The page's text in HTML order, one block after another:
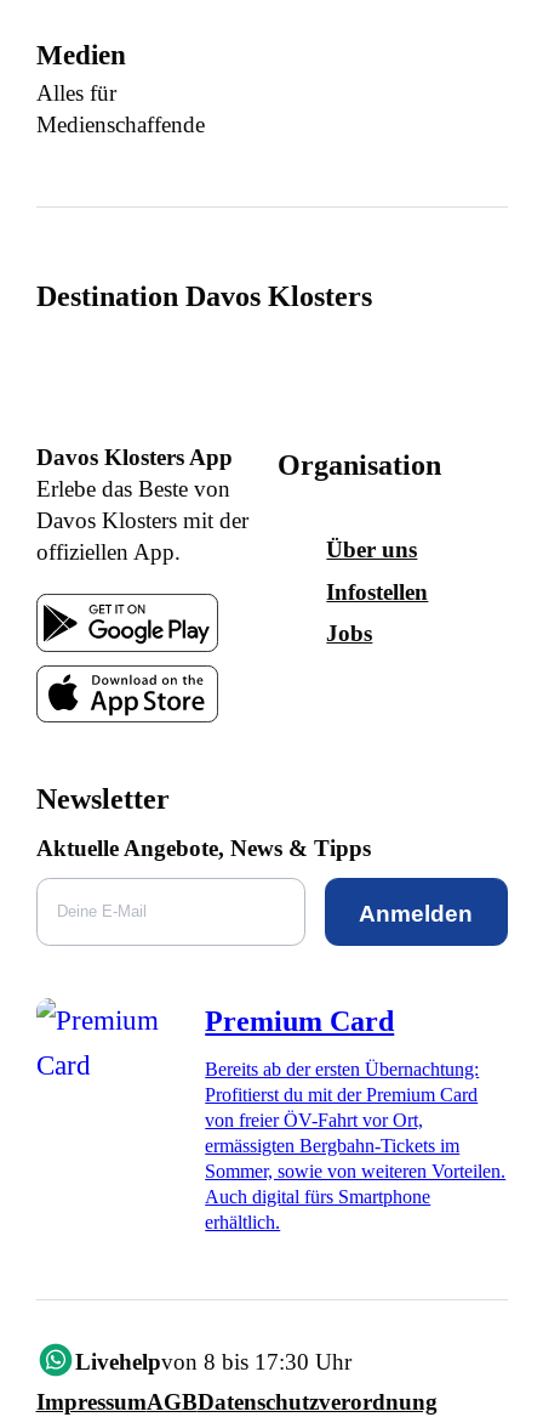
Medien
Alles für
Medienschaffende
Destination Davos Klosters
Davos Klosters App
Erlebe das Beste von
Davos Klosters mit der
offiziellen App.
Organisation
Über uns
Infostellen
Jobs
Newsletter
Aktuelle Angebote, News & Tipps
Anmelden
Premium Card
Bereits ab der ersten Übernachtung:
Profitierst du mit der Premium Card
von freier ÖV-Fahrt vor Ort,
ermässigten Bergbahn-Tickets im
Sommer, sowie von weiteren Vorteilen.
Auch digital fürs Smartphone
erhältlich.
Livehelpvon 8 bis 17:30 Uhr
ImpressumAGBDatenschutzverordnung